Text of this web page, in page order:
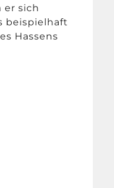
er sich
beispielhaft
Hassens